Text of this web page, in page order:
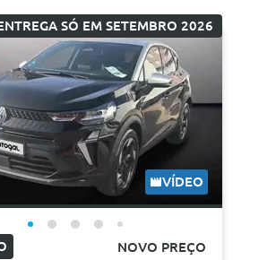
SÓ EM SETEMBRO 2026
VÍDEO
NOVO PREÇO